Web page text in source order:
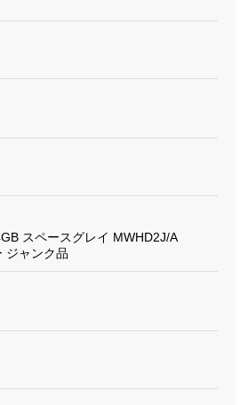
スペースグレイ MWHD2J/A
ジャンク品